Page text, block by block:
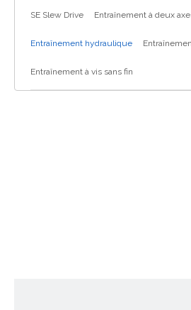
SE Slew Drive Entraînement à deux
Entraînement hydraulique
Entraînement à vis sans fin